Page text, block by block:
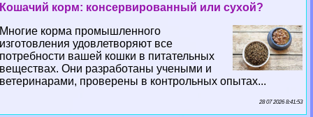
Кошачий корм: консервированный или сухой?
Многие корма промышленного
изготовления удовлетворяют все
потребности вашей кошки в питательных
веществах. Они разработаны учеными и
ветеринарами, проверены в контрольных опытах...
28 07 2026 8:41:53